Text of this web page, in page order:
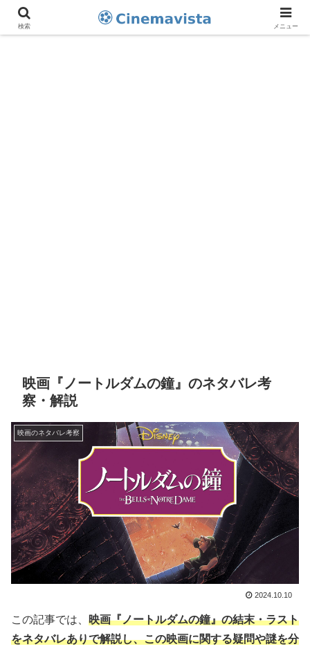
映画『ノートルダムの鐘』のネタバレ考
察・解説
映画のネタバレ考察
2024.10.10
この記事では、 映画『ノートルダムの鐘』の結末・ラスト
をネタバレありで解説し、この映画に関する疑問や謎を分
検索 メニュー